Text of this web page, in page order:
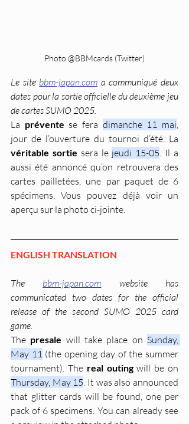
Photo @BBMcards (Twitter)
Le site bbm-japan.com a communiqué deux
dates pour la sortie officielle du deuxième jeu
de cartes SUMO 2025.
La prévente se fera dimanche 11 mai,
véritable sortie sera le jeudi 15-05. Il a
aussi été annoncé qu’on retrouvera des
cartes pailletées, une par paquet de 6
spécimens. Vous pouvez déjà voir un
aperçu sur la photo ci-jointe.
ENGLISH TRANSLATION
The bbm-japan.com website has
communicated two dates for the official
release of the second SUMO 2025 card
game.
The presale will take place on Sunday,
May 11 (the opening day of the summer
tournament). The real outing
Thursday, May 15. It was also announced
that glitter cards will be found, one per
pack of 6 specimens. You can already see